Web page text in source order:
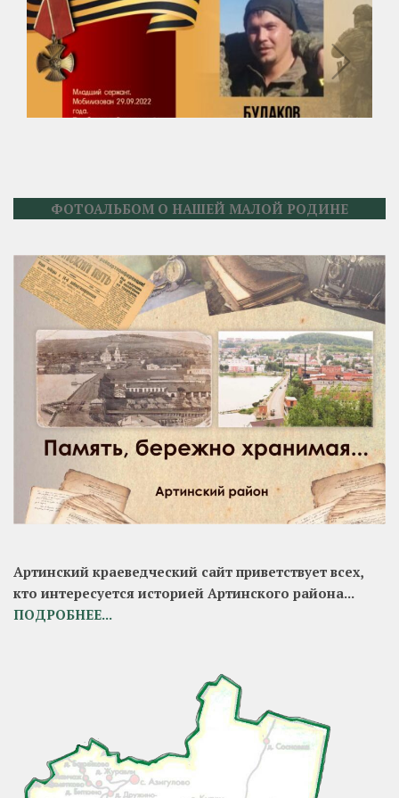
ФОТОАЛЬБОМ О НАШЕЙ МАЛОЙ РОДИНЕ
Артинский краеведческий сайт приветствует всех,
кто интересуется историей Артинского района...
ПОДРОБНЕЕ...